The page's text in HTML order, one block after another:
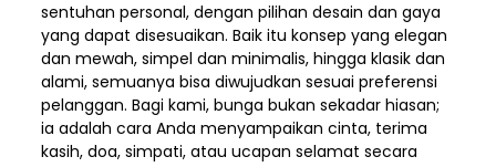
sentuhan personal, dengan pilihan desain dan gaya
yang dapat disesuaikan. Baik itu konsep yang elegan
dan mewah, simpel dan minimalis, hingga klasik dan
alami, semuanya bisa diwujudkan sesuai preferensi
pelanggan. Bagi kami, bunga bukan sekadar hiasan;
ia adalah cara Anda menyampaikan cinta, terima
kasih, doa, simpati, atau ucapan selamat secara